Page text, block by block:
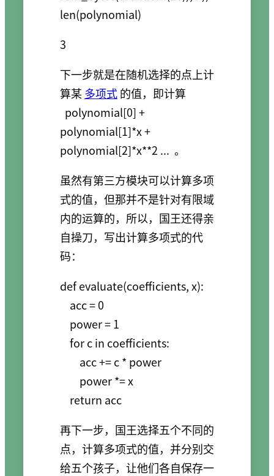
下一步就是在随机选择的点上计
算某 多项式的值，即计算
polynomial[0] +
polynomial[1]*x +
polynomial[2]*x**2 ... 。
虽然有第三方模块可以计算多项
式的值，但那并不是针对有限域
内的运算的，所以，国王还得亲
自操刀，写出计算多项式的代
码：
def evaluate(coefficients, x):
    acc = 0
    power = 1
    for c in coefficients:
        acc += c * power
        power *= x
再下一步，国王选择五个不同的
点，计算多项式的值，并分别交
给五个孩子，让他们各自保存一